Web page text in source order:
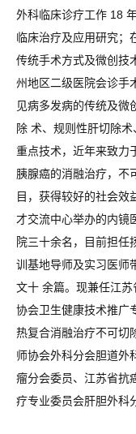
外科临床诊疗工作 18
临床治疗及应用研究；
传统手术方式及微创技
州地区二级医院会诊手
见病多发病的传统及微
除 术、规则性肝切除
重点技术，近年来致力
胰腺癌的消融治疗，不
目，获得较好的社会效
才交流中心举办的内镜
院三十余名，目前担任
训基地导师及实习医师
文十 余篇。现兼任江
协会卫生健康技术推广
热复合消融治疗不可切
师协会外科分会胆道外
瘤分会委员、江苏省抗
疗专业委员会肝胆外科